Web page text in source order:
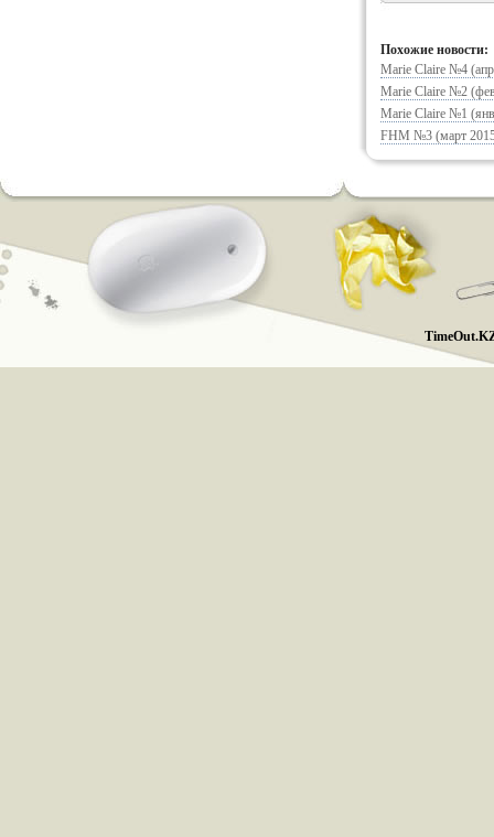
Похожие новости:
Marie Claire №4
Marie Claire №2
Marie Claire №1
FHM №3 (март